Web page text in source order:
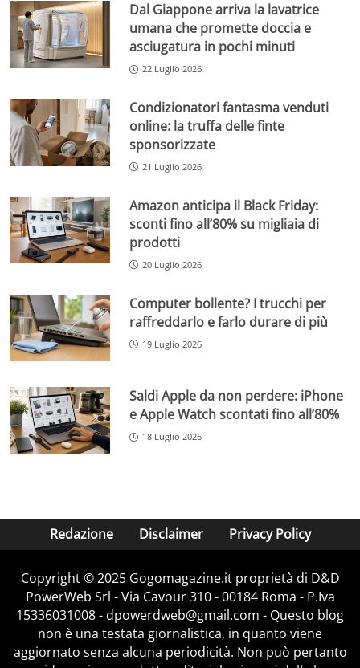
Dal Giappone arriva la lavatrice
umana che promette doccia e
asciugatura in pochi minuti
22 Luglio 2026
Condizionatori fantasma venduti
online: la truffa delle finte
sponsorizzate
21 Luglio 2026
Amazon anticipa il Black Friday:
sconti fino all’80% su migliaia di
prodotti
20 Luglio 2026
Computer bollente? I trucchi per
raffreddarlo e farlo durare di più
19 Luglio 2026
Saldi Apple da non perdere: iPhone
e Apple Watch scontati fino all’80%
18 Luglio 2026
Redazione Disclaimer Privacy Policy
Copyright © 2025 Gogomagazine.it proprietà di D&D
PowerWeb Srl - Via Cavour 310 - 00184 Roma - P.Iva
15336031008 - dpowerdweb@gmail.com - Questo blog
non è una testata giornalistica, in quanto viene
aggiornato senza alcuna periodicità. Non può pertanto